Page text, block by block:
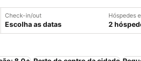
Check-in/out
Escolha as datas
Hóspedes
2